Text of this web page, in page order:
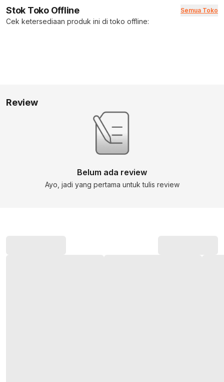
Stok Toko Offline Semua Toko
Cek ketersediaan produk ini di toko offline:
Review
Belum ada review
Ayo, jadi yang pertama untuk tulis review